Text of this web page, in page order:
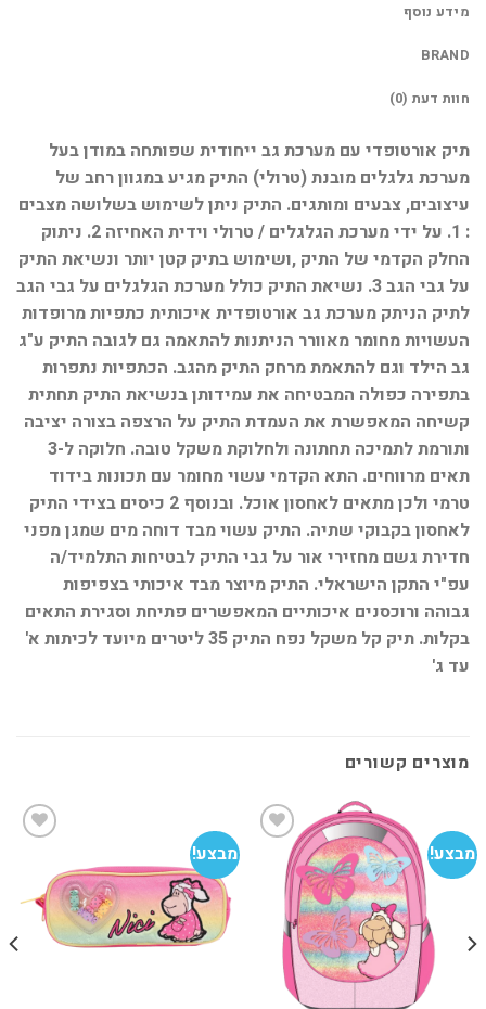
מידע נוסף
BRAND
חוות דעת (0)
תיק אורטופדי עם מערכת גב ייחודית שפותחה במודן בעל
מערכת גלגלים מובנת (טרולי) התיק מגיע במגוון רחב של
עיצובים, צבעים ומותגים. התיק ניתן לשימוש בשלושה מצבים
: 1. על ידי מערכת הגלגלים / טרולי וידית האחיזה 2. ניתוק
החלק הקדמי של התיק ,ושימוש בתיק קטן יותר ונשיאת התיק
על גבי הגב 3. נשיאת התיק כולל מערכת הגלגלים על גבי הגב
לתיק הניתק מערכת גב אורטופדית איכותית כתפיות מרופדות
העשויות מחומר מאוורר הניתנות להתאמה גם לגובה התיק ע"ג
גב הילד וגם להתאמת מרחק התיק מהגב. הכתפיות נתפרות
בתפירה כפולה המבטיחה את עמידותן בנשיאת התיק תחתית
קשיחה המאפשרת את העמדת התיק על הרצפה בצורה יציבה
ותורמת לתמיכה תחתונה ולחלוקת משקל טובה. חלוקה ל-3
תאים מרווחים. התא הקדמי עשוי מחומר עם תכונות בידוד
טרמי ולכן מתאים לאחסון אוכל. ובנוסף 2 כיסים בצידי התיק
לאחסון בקבוקי שתיה. התיק עשוי מבד דוחה מים שמגן מפני
חדירת גשם מחזירי אור על גבי התיק לבטיחות התלמיד/ה
עפ"י התקן הישראלי. התיק מיוצר מבד איכותי בצפיפות
גבוהה ורוכסנים איכותיים המאפשרים פתיחת וסגירת התאים
בקלות. תיק קל משקל נפח התיק 35 ליטרים מיועד לכיתות א'
עד ג'
מוצרים קשורים
מבצע!
הוסף
למועדפים
מבצע!
הוסף
למועדפים